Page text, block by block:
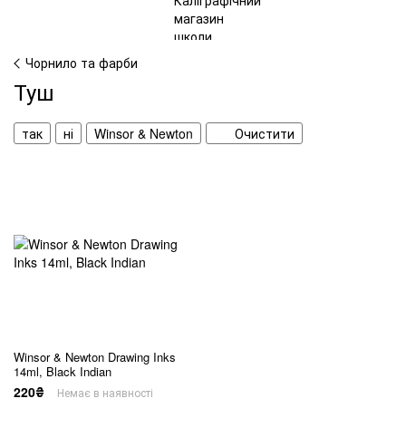
Чорнило та фарби
Туш
так ні Winsor & Newton Очистити
Winsor & Newton Drawing Inks
14ml, Black Indian
220₴ Немає в наявності